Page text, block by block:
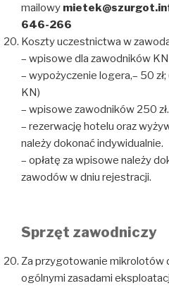
mailowy
646-266
Koszty uczestnictwa w
– wpisowe dla zawodników KN
– wypożyczenie logera,– 50
KN)
– wpisowe zawodników 250 zł.
– rezerwację hotelu oraz
należy dokonać indywidualnie.
– opłatę za wpisowe należy
zawodów w dniu rejestracji.
Sprzęt zawodniczy
Za przygotowanie mikrolotów
ogólnymi zasadami